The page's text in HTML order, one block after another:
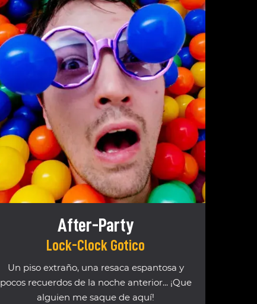
After-Party
Lock-Clock Gotico
Un piso extraño, una resaca espantosa y
pocos recuerdos de la noche anterior... ¡Que
alguien me saque de aquí!